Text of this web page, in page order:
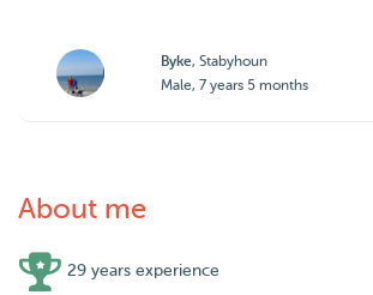
Byke, Stabyhoun
Male, 7 years 5 months
About me
29 years experience